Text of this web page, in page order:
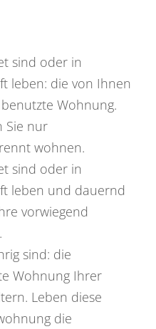
sind oder in
leben: die von Ihnen
Wohnung.
Sie nur
wohnen.
sind oder in
leben und dauernd
vorwiegend
sind: die
Wohnung Ihrer
Leben diese
die